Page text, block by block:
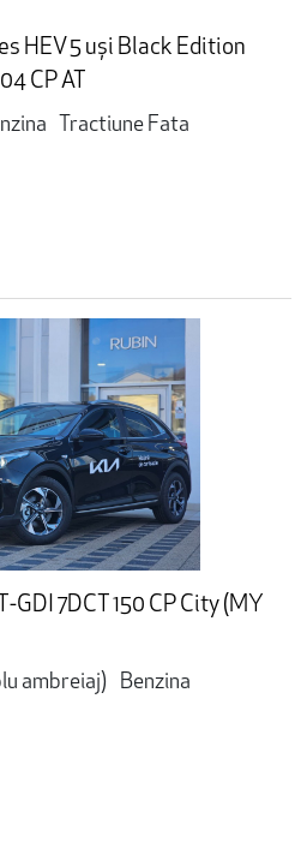
HEV 5 uși Black Edition
CP AT
Tractiune Fata
GDI 7DCT 150 CP City (MY
ambreiaj)
Benzina